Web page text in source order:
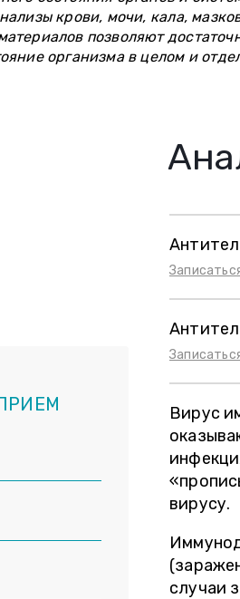
крови, мочи, кала,
позволяют
организма в целом и
Вирус
вирусу.
случаи